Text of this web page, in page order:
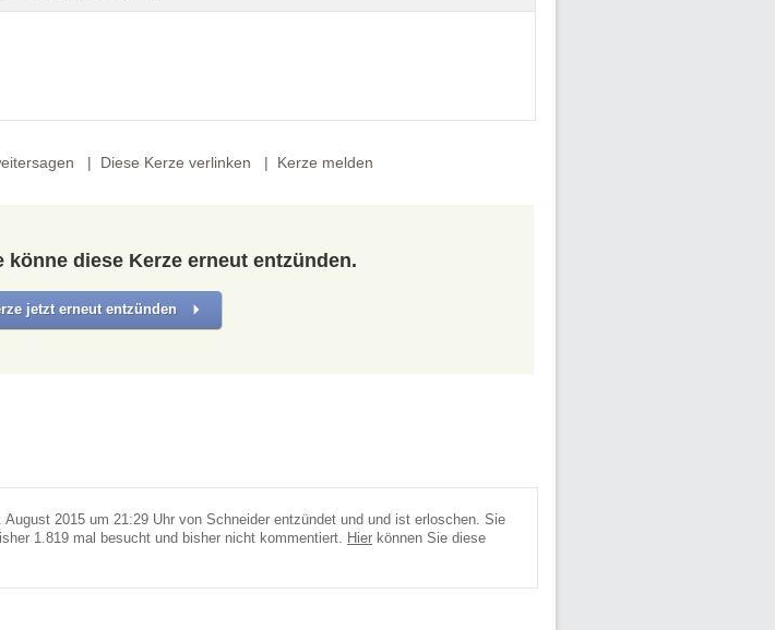
Diese Kerze verlinken Kerze melden
diese Kerze erneut entzünden.
jetzt erneut entzünden
2015 um 21:29 Uhr von Schneider entzündet und und ist erloschen. Sie
1.819 mal besucht und bisher nicht kommentiert. Hier können Sie diese